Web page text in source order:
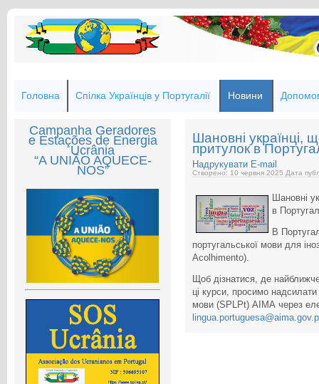
Головна Спілка Українців у Португалії Новини
Campanha Geradores
e Estações de Energia
Ucrânia
“A UNIÃO AQUECE-
NOS”
Шановні українці,
притулок в
Надрукувати E-mail
Створено: 10 червня 2025 Дата
Шановні
в
В
португальської мови для
Acolhimento).
Щоб дізнатися, де
ці курси, просимо
мови (SPLPt) АІМА через